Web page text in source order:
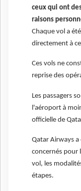
ceux qui ont
raisons
Chaque vol a
directement à
Ces vols ne
reprise des
Les passagers
l'aéroport à
officielle de
Qatar Airways a
concernés pour
vol, les
étapes.